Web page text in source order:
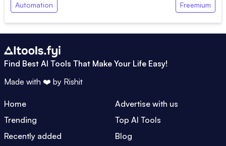
Automation Freemium
Find Best AI Tools That Make Your Life Easy!
Made with ❤️ by Rishit
Home
Advertise with us
Trending
Top AI Tools
Recently added
Blog